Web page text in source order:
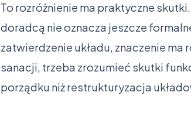
To rozróżnienie ma praktyczne
doradcą nie oznacza jeszcze
zatwierdzenie układu, znaczenie
sanacji, trzeba zrozumieć skutki
porządku niż restrukturyzacja